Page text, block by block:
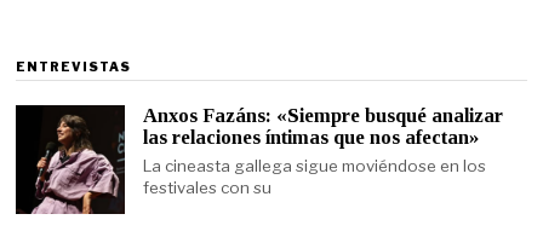
ENTREVISTAS
Anxos Fazáns: «Siempre busqué analizar
las relaciones íntimas que nos afectan»
La cineasta gallega sigue moviéndose en los
festivales con su